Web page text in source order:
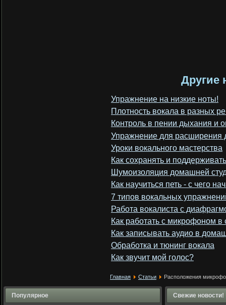
Другие
Упражнение на низкие ноты!
Плотность вокала в разных
Контроль в пении дыхания и
Упражнение для расширения
Уроки вокального мастерства
Как сохранять и
Шумоизоляция домашней
Как научиться петь - с чего
7 типов вокальных
Работа вокалиста с
Как работать с микрофоном в
Как записывать аудио в
Обработка и тюнинг вокала
Как звучит мой голос?
Главная Статьи Расположения
Популярное Свежие новости!